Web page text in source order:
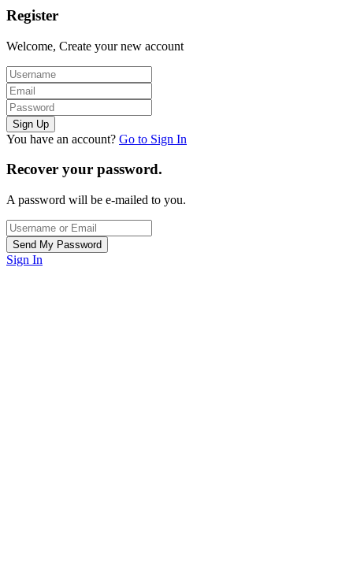
Register
Welcome, Create your new account
You have an account? Go to Sign In
Recover your password.
A password will be e-mailed to you.
Sign In